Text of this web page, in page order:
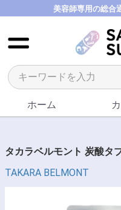
美容師専用の総合
ホーム
タカラベルモント 炭酸タ
TAKARA BELMONT